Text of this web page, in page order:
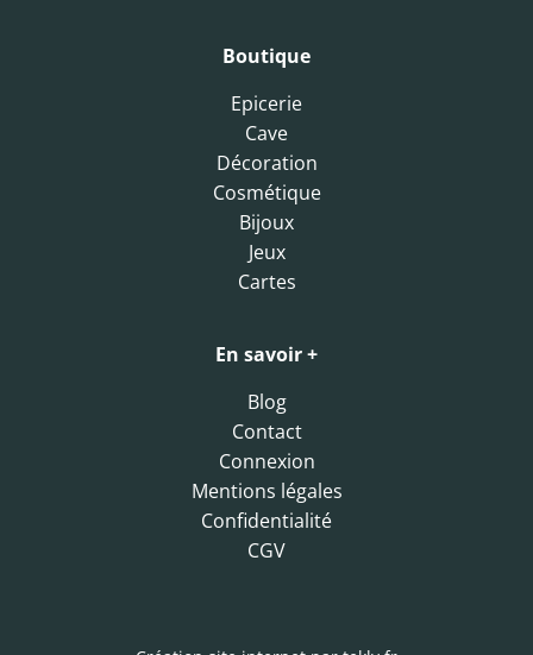
Boutique
Epicerie
Cave
Décoration
Cosmétique
Bijoux
Jeux
Cartes
En savoir +
Blog
Contact
Connexion
Mentions légales
Confidentialité
CGV